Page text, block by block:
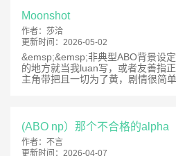
Moonshot
作者： 莎洽
更新时间： 2026-05-02
&emsp;&emsp;非典型ABO背景设
的地方就当我luan写，或者友善指
主角带把且一切为了黄，剧情很简单
(ABO np）那个不合格的alpha
作者： 不言
更新时间： 2026-04-07